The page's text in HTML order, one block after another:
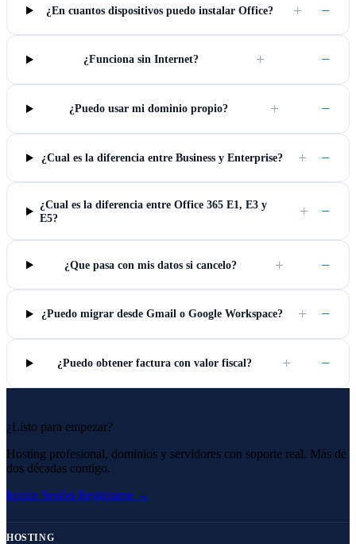
¿En cuantos dispositivos puedo instalar Office? + −
¿Funciona sin Internet? + −
¿Puedo usar mi dominio propio? + −
¿Cual es la diferencia entre Business y Enterprise? + −
¿Cual es la diferencia entre Office 365 E1, E3 y
E5?
+ −
¿Que pasa con mis datos si cancelo? + −
¿Puedo migrar desde Gmail o Google Workspace? + −
¿Puedo obtener factura con valor fiscal? + −
¿Listo para empezar?
Hosting profesional, dominios y servidores con soporte real. Más de
dos décadas contigo.
Iniciar Sesión Registrarse →
HOSTING